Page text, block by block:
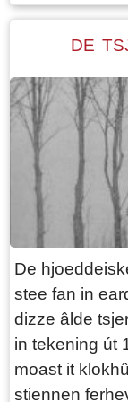
de pleatsen
âlds in
neist de
noch in
oanbring fan
“eijgen
pachtboer op
De buorkerij
wêrfan “36
Grasland en 7
fan de pleats
it rijeedmeer
leit tsjin de
“6 ponden
ende an
DE
De
stee fan in
dizze âlde
in tekening út
moast it
stiennen